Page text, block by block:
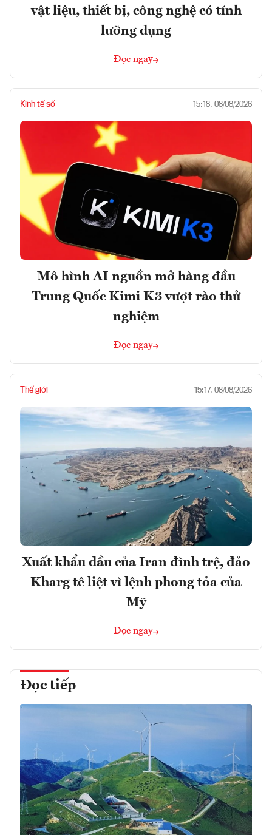
vật liệu, thiết bị, công nghệ có tính
lưỡng dụng
Đọc ngay
Kinh tế số 15:18, 08/08/2026
Mô hình AI nguồn mở hàng đầu
Trung Quốc Kimi K3 vượt rào thử
nghiệm
Đọc ngay
Thế giới 15:17, 08/08/2026
Xuất khẩu dầu của Iran đình trệ, đảo
Kharg tê liệt vì lệnh phong tỏa của
Mỹ
Đọc ngay
Đọc tiếp